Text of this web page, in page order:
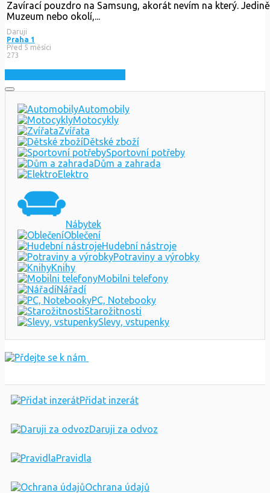
Zavírací pouzdro na Samsung, akorát nevím na který.
Muzeum nebo okolí,...
Daruji
Praha 1
Před 5 měsíci
273
Automobily
Motocykly
Zvířata
Dětské zboží
Sportovní potřeby
Dům a zahrada
Elektro
Nábytek
Oblečení
Hudební nástroje
Potraviny a výrobky
Knihy
Mobilni telefony
Nářadí
PC, Notebooky
Starožitnosti
Slevy, vstupenky
Přidat inzerát
Daruji za odvoz
Pravidla
Ochrana údajů